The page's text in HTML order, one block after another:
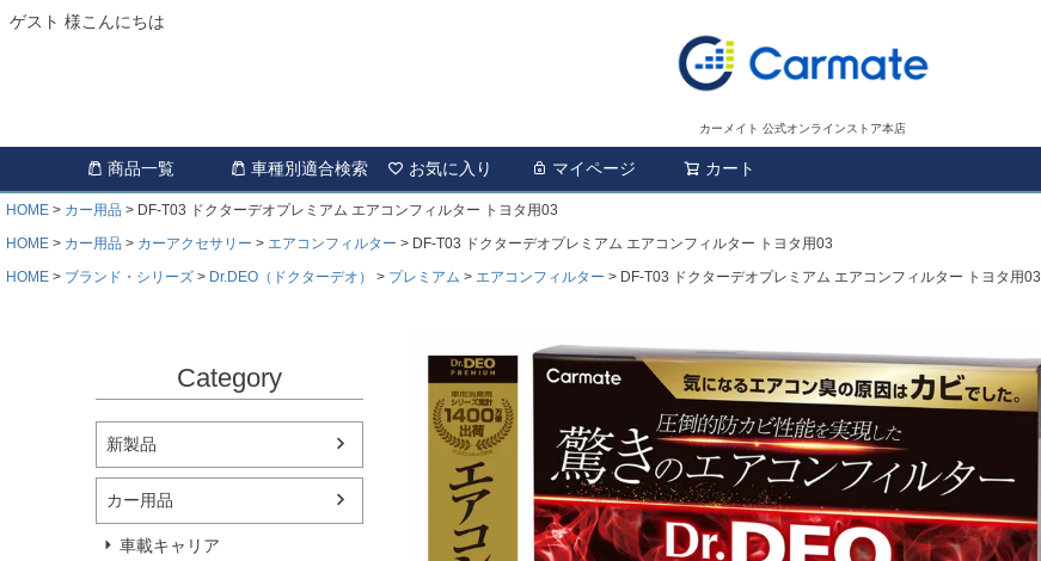
ゲスト 様こんにちは
カーメイト 公式オンラインストア本店
商品一覧 車種別適合検索 お気に入り マイページ カート
HOME カー用品
DF-T03 ドクターデオプレミアム エアコンフィルター トヨタ用03
HOME
カー用品 カーアクセサリー エアコンフィルター
DF-T03 ドクターデオプレミアム エアコンフィルター トヨタ用03
HOME
ブランド・シリーズ Dr.DEO（ドクターデオ） プレミアム エアコンフィルター DF-T03 ドクターデオプレミアム エアコンフィルター トヨタ用03
Category
新製品
カー用品
車載キャリア